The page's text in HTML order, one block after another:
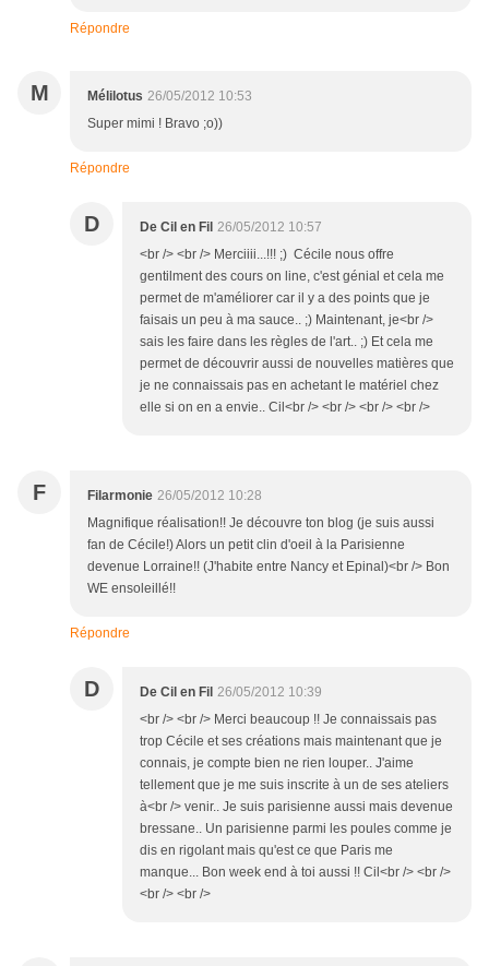
Répondre
M Mélilotus 26/05/2012 10:53
Super mimi ! Bravo ;o))
Répondre
D De Cil en Fil 26/05/2012 10:57
<br /> <br /> Merciiii...!!! ;) Cécile nous offre
gentilment des cours on line, c'est génial et cela me
permet de m'améliorer car il y a des points que je
faisais un peu à ma sauce.. ;) Maintenant, je<br />
sais les faire dans les règles de l'art.. ;) Et cela me
permet de découvrir aussi de nouvelles matières que
je ne connaissais pas en achetant le matériel chez
elle si on en a envie.. Cil<br /> <br /> <br /> <br />
F Filarmonie 26/05/2012 10:28
Magnifique réalisation!! Je découvre ton blog (je suis aussi
fan de Cécile!) Alors un petit clin d'oeil à la Parisienne
devenue Lorraine!! (J'habite entre Nancy et Epinal)<br /> Bon
WE ensoleillé!!
Répondre
D De Cil en Fil 26/05/2012 10:39
<br /> <br /> Merci beaucoup !! Je connaissais pas
trop Cécile et ses créations mais maintenant que je
connais, je compte bien ne rien louper.. J'aime
tellement que je me suis inscrite à un de ses ateliers
à<br /> venir.. Je suis parisienne aussi mais devenue
bressane.. Un parisienne parmi les poules comme je
dis en rigolant mais qu'est ce que Paris me
manque... Bon week end à toi aussi !! Cil<br /> <br />
<br /> <br />